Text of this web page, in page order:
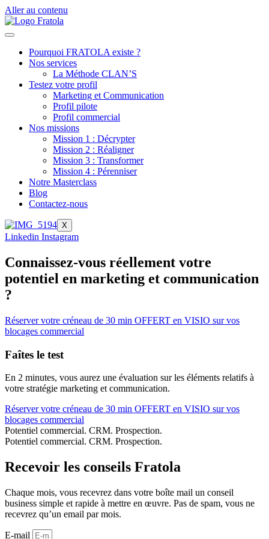
Aller au contenu
Pourquoi FRATOLA existe ?
Nos services
La Méthode CLAN’S
Testez votre profil
Marketing et Communication
Profil pilote
Profil commercial
Nos missions
Mission 1 : Décrypter
Mission 2 : Réaligner
Mission 3 : Transformer
Mission 4 : Pérenniser
Notre Masterclass
Blog
Contactez-nous
X
Linkedin Instagram
Connaissez-vous réellement votre
potentiel en marketing et communication
?
Réserver votre créneau de 30 min OFFERT en VISIO sur vos
blocages commercial
Faîtes le test
En 2 minutes, vous aurez une évaluation sur les éléments relatifs à
votre stratégie marketing et communication.
Réserver votre créneau de 30 min OFFERT en VISIO sur vos
blocages commercial
Potentiel commercial. CRM. Prospection.
Potentiel commercial. CRM. Prospection.
Recevoir les conseils Fratola
Chaque mois, vous recevrez dans votre boîte mail un conseil
business simple et rapide à mettre en œuvre. Pas de spam, vous ne
recevrez qu’un email par mois.
E-mail